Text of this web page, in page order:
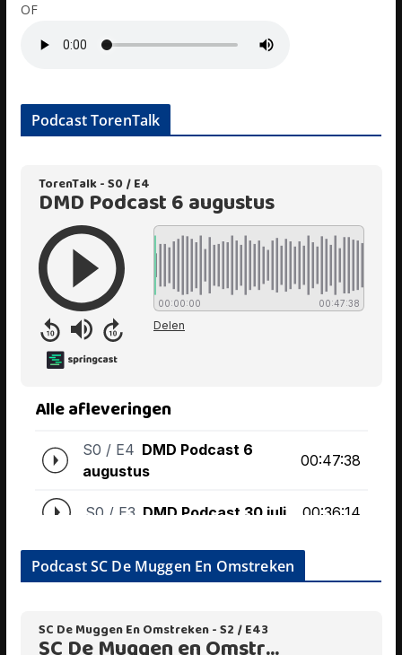
OF
Podcast TorenTalk
Podcast SC De Muggen En Omstreken